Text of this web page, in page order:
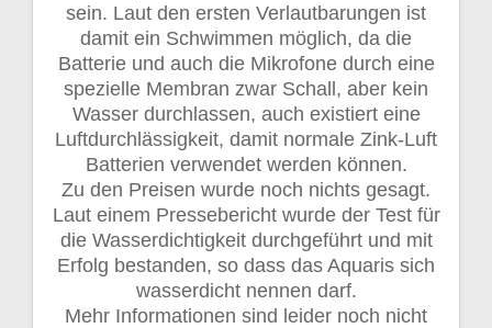
sein. Laut den ersten Verlautbarungen ist
damit ein Schwimmen möglich, da die
Batterie und auch die Mikrofone durch eine
spezielle Membran zwar Schall, aber kein
Wasser durchlassen, auch existiert eine
Luftdurchlässigkeit, damit normale Zink-Luft
Batterien verwendet werden können.
Zu den Preisen wurde noch nichts gesagt.
Laut einem Pressebericht wurde der Test für
die Wasserdichtigkeit durchgeführt und mit
Erfolg bestanden, so dass das Aquaris sich
wasserdicht nennen darf.
Mehr Informationen sind leider noch nicht